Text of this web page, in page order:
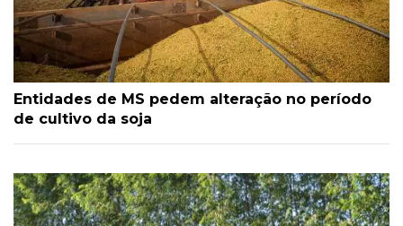
Entidades de MS pedem alteração no período
de cultivo da soja